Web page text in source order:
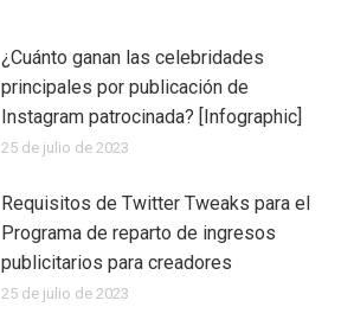
¿Cuánto ganan las celebridades
principales por publicación de
Instagram patrocinada? [Infographic]
25 de julio de 2023
Requisitos de Twitter Tweaks para el
Programa de reparto de ingresos
publicitarios para creadores
25 de julio de 2023